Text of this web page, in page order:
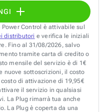
Control è attivabile sul
distributori e verifica le iniziali
Fino al 31/08/2026, salvo
tramite carta di credito o
mensile del servizio è di 1€
nuove sottoscrizioni, il costo
di attivazione di 19,95€
il servizio in qualsiasi
La Plug rimarrà tua anche
La Plug è coperta da una